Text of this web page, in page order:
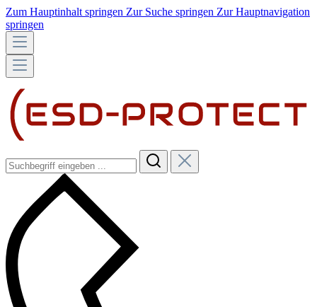
Zum Hauptinhalt springen Zur Suche springen Zur Hauptnavigation
springen